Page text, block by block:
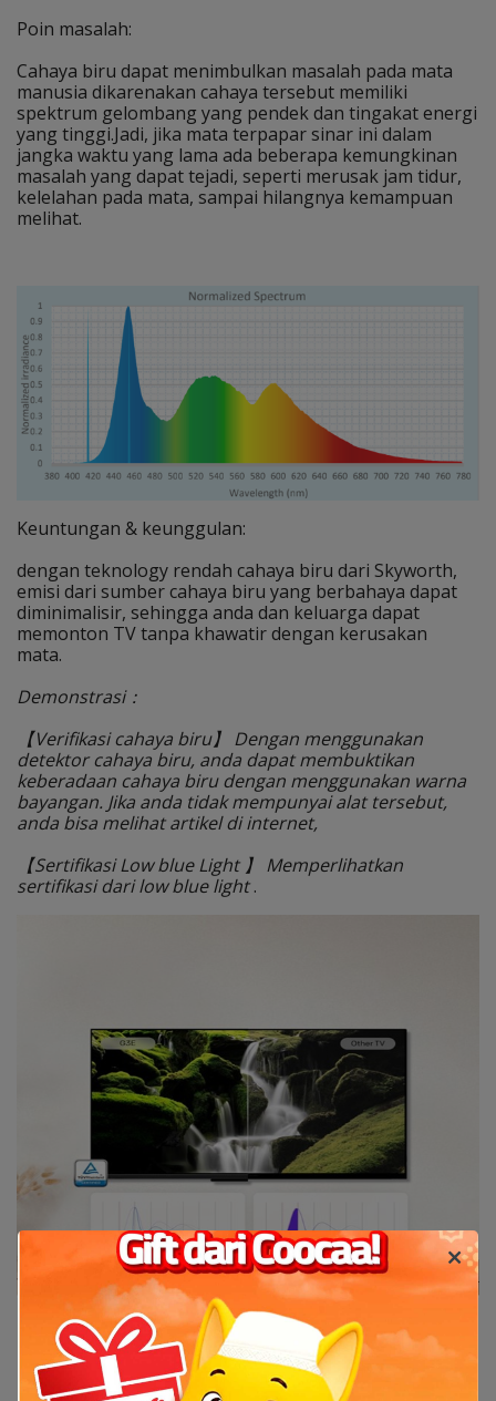
Poin masalah:
Cahaya biru dapat menimbulkan masalah pada mata
manusia dikarenakan cahaya tersebut memiliki
spektrum gelombang yang pendek dan tingakat energi
yang tinggi.Jadi, jika mata terpapar sinar ini dalam
jangka waktu yang lama ada beberapa kemungkinan
masalah yang dapat tejadi, seperti merusak jam tidur,
kelelahan pada mata, sampai hilangnya kemampuan
melihat.
Keuntungan & keunggulan:
dengan teknology rendah cahaya biru dari Skyworth,
emisi dari sumber cahaya biru yang berbahaya dapat
diminimalisir, sehingga anda dan keluarga dapat
memonton TV tanpa khawatir dengan kerusakan
mata.
Demonstrasi：
【Verifikasi cahaya biru】 Dengan menggunakan
detektor cahaya biru, anda dapat membuktikan
keberadaan cahaya biru dengan menggunakan warna
bayangan. Jika anda tidak mempunyai alat tersebut,
anda bisa melihat artikel di internet,
【Sertifikasi Low blue Light 】 Memperlihatkan
sertifikasi dari low blue light.
Platform Kesehatan
Night mode/ mode malam
Ketika menonton pada malam hari, atur tv dengan